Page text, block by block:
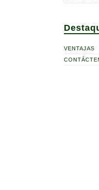
VENTAJAS